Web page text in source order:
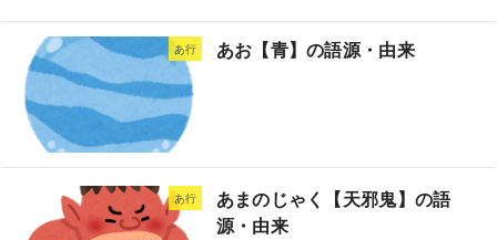
あ行 あお【青】の語源・由来
あ行
あまのじゃく【天邪鬼】の語
源・由来